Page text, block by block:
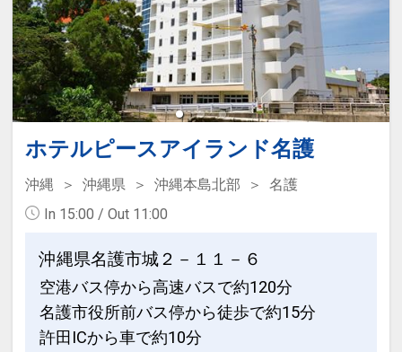
●ミネラルウォーターをご用意（おひと
り様／１泊ごと）
※未就学児のお子様は対象外となりま
す。
●オリオンミニバーご用意
※客室冷蔵庫にオリオンザドラフト(缶)
およびオリオンチューハイWATTA(缶)を
※ミニバーはおとなの方のみ対象、お子
様は対象外となります。
※旅行代金に含まれます。
ホテルピースアイランド名護
沖縄 沖縄県 沖縄本島北部
名護
In 15:00 / Out 11:00
沖縄県名護市城２－１１－６
空港バス停から高速バスで約120分
名護市役所前バス停から徒歩で約15分
許田ICから車で約10分